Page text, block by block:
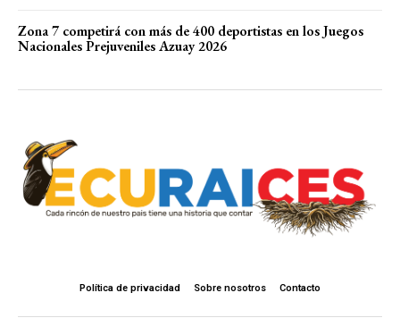
Zona 7 competirá con más de 400 deportistas en los Juegos
Nacionales Prejuveniles Azuay 2026
Política de privacidad Sobre nosotros Contacto